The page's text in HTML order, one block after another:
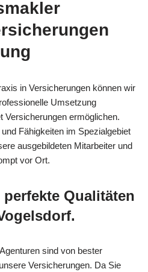
in Versicherungen können wir
Umsetzung
Versicherungen ermöglichen.
Fähigkeiten im Spezialgebiet
ausgebildeten Mitarbeiter und
vor Ort.
Qualitäten
sind von bester
Versicherungen. Da Sie